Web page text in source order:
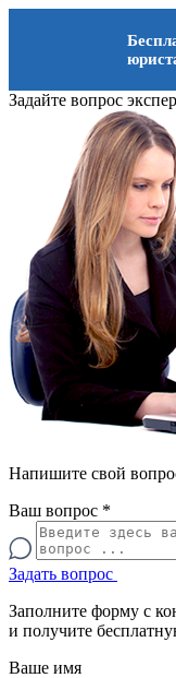
Задайте вопрос
Напишите свой
Ваш вопрос *
Задать вопрос
Заполните форму с
и получите
Ваше имя